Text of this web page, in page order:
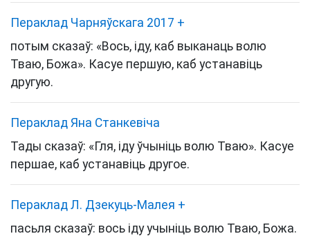
Пераклад Чарняўскага 2017 +
потым сказаў: «Вось, іду, каб выканаць волю
Тваю, Божа». Касуе першую, каб устанавіць
другую.
Пераклад Яна Станкевіча
Тады сказаў: «Гля, іду ўчыніць волю Тваю». Касуе
першае, каб устанавіць другое.
Пераклад Л. Дзекуць-Малея +
пасьля сказаў: вось іду учыніць волю Тваю, Божа.